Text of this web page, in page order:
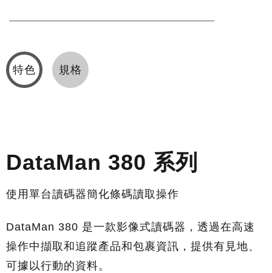
特色 規格
DataMan 380 系列
使用單台讀碼器簡化條碼讀取操作
DataMan 380 是一款影像式讀碼器，透過在高速
操作中擷取和追蹤產品和包裹資訊，提供有見地、
可據以行動的資料。